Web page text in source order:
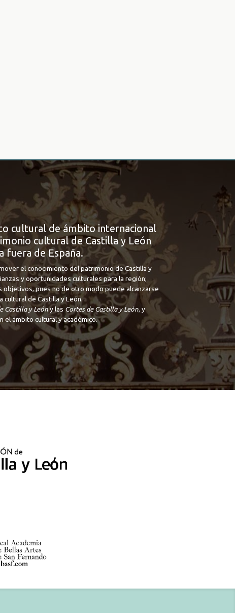
cultural de ámbito internacional
cultural de Castilla y León
fuera de España.
el conocimiento del patrimonio de Castilla y
y oportunidades culturales para la región;
pues no de otro modo puede alcanzarse
de Castilla y León.
Castilla y Leóny las Cortes de Castilla y León, y
el ámbito cultural y académico.